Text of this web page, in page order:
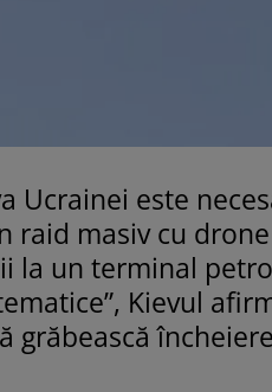
Ucrainei este
masiv cu
la un terminal
Kievul
grăbească